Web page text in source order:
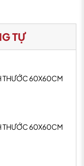
TỰ
THƯỚC 60X60CM
THƯỚC 60X60CM